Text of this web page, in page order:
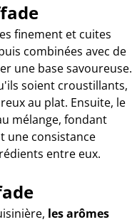
finement et cuites
combinées avec de
une base savoureuse.
soient croustillants,
au plat. Ensuite, le
mélange, fondant
une consistance
entre eux.
les arômes